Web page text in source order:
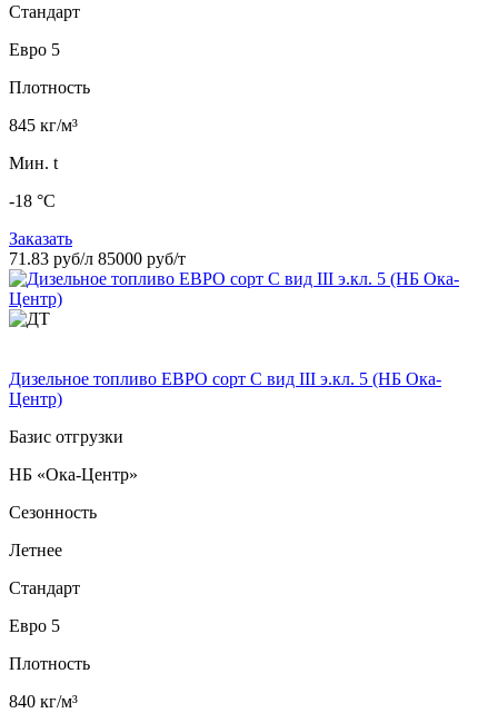
Стандарт
Евро 5
Плотность
845 кг/м³
Мин. t
-18 °C
Заказать
71.83 руб/л 85000 руб/т
Дизельное топливо ЕВРО сорт C вид III э.кл. 5 (НБ Ока-
Центр)
Базис отгрузки
НБ «Ока-Центр»
Сезонность
Летнее
Стандарт
Евро 5
Плотность
840 кг/м³